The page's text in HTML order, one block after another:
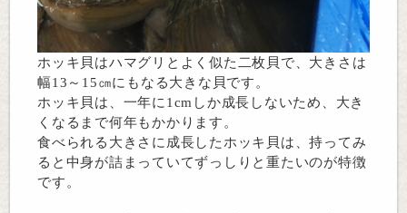
ホッキ貝はハマグリとよく似た二枚貝で、大きさは
幅13～15㎝にもなる大きな貝です。
ホッキ貝は、一年に1cmしか成長しないため、大き
くなるまで何年もかかります。
食べられる大きさに成長したホッキ貝は、持ってみ
ると中身が詰まっていてずっしりと重たいのが特徴
です。